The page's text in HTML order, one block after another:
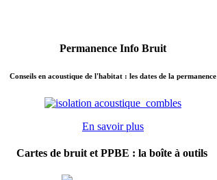
Permanence Info Bruit
Conseils en acoustique de l'habitat : les dates de la permanence
En savoir plus
Cartes de bruit et PPBE : la boîte à outils